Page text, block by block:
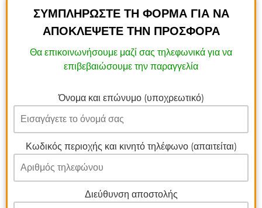
ΣΥΜΠΛΗΡΩΣΤΕ ΤΗ ΦΟΡΜΑ ΓΙΑ ΝΑ
ΑΠΟΚΛΕΨΕΤΕ ΤΗΝ ΠΡΟΣΦΟΡΑ
Θα επικοινωνήσουμε μαζί σας τηλεφωνικά για να
επιβεβαιώσουμε την παραγγελία
Όνομα και επώνυμο (υποχρεωτικό)
Κωδικός περιοχής και κινητό τηλέφωνο (απαιτείται)
Διεύθυνση αποστολής